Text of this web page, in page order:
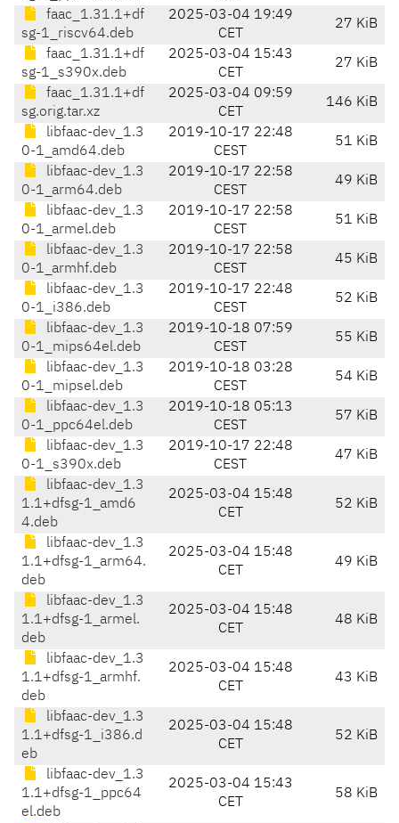
faac_1.31.1+df
sg-1_riscv64.deb
2025-03-04 19:49
CET
27 KiB
faac_1.31.1+df
sg-1_s390x.deb
2025-03-04 15:43
CET
27 KiB
faac_1.31.1+df
sg.orig.tar.xz
2025-03-04 09:59
CET
146 KiB
libfaac-dev_1.3
0-1_amd64.deb
2019-10-17 22:48
CEST
51 KiB
libfaac-dev_1.3
0-1_arm64.deb
2019-10-17 22:58
CEST
49 KiB
libfaac-dev_1.3
0-1_armel.deb
2019-10-17 22:58
CEST
51 KiB
libfaac-dev_1.3
0-1_armhf.deb
2019-10-17 22:58
CEST
45 KiB
libfaac-dev_1.3
0-1_i386.deb
2019-10-17 22:48
CEST
52 KiB
libfaac-dev_1.3
0-1_mips64el.deb
2019-10-18 07:59
CEST
55 KiB
libfaac-dev_1.3
0-1_mipsel.deb
2019-10-18 03:28
CEST
54 KiB
libfaac-dev_1.3
0-1_ppc64el.deb
2019-10-18 05:13
CEST
57 KiB
libfaac-dev_1.3
0-1_s390x.deb
2019-10-17 22:48
CEST
47 KiB
libfaac-dev_1.3
1.1+dfsg-1_amd6
4.deb
2025-03-04 15:48
CET
52 KiB
libfaac-dev_1.3
1.1+dfsg-1_arm64.
deb
2025-03-04 15:48
CET
49 KiB
libfaac-dev_1.3
1.1+dfsg-1_armel.
deb
2025-03-04 15:48
CET
48 KiB
libfaac-dev_1.3
1.1+dfsg-1_armhf.
deb
2025-03-04 15:48
CET
43 KiB
libfaac-dev_1.3
1.1+dfsg-1_i386.d
eb
2025-03-04 15:48
CET
52 KiB
libfaac-dev_1.3
1.1+dfsg-1_ppc64
el.deb
2025-03-04 15:43
CET
58 KiB